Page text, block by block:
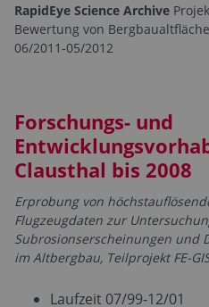
RapidEye Science Archive
Bewertung von
06/2011-05/2012
Forschungs- und
Clausthal bis 2008
Erprobung von
Flugzeugdaten zur
Subrosionserscheinungen und
im Altbergbau, Teilprojekt FE-
Laufzeit 07/99-12/01